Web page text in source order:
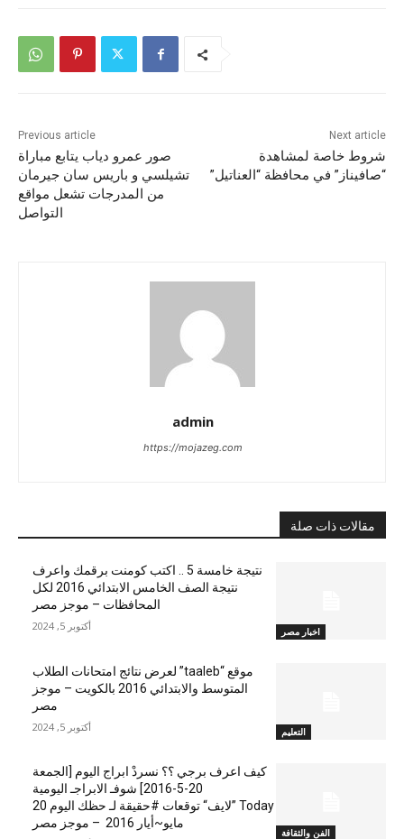
Previous article
صور عمرو دياب يتابع مباراة
تشيلسي و باريس سان جيرمان
من المدرجات تشعل مواقع
التواصل
Next article
شروط خاصة لمشاهدة
“صافيناز” في محافظة “العناتيل”
admin
https://mojazeg.com
مقالات ذات صلة
اخبار مصر
نتيجة خامسة 5 .. اكتب كومنت برقمك واعرف
نتيجة الصف الخامس الابتدائي 2016 لكل
المحافظات – موجز مصر
أكتوبر 5, 2024
التعليم
موقع “taaleb” لعرض نتائج امتحانات الطلاب
المتوسط والابتدائي 2016 بالكويت – موجز
مصر
أكتوبر 5, 2024
الفن والثقافة
كيف اعرف برجي ؟؟ نسردْ ابراج اليوم [الجمعة
20-5-2016] شوفـ الابراجـ اليومية
Today ”لايف“ توقعات #حقيقة لـ حظك اليوم 20
مايو~أيار 2016 – موجز مصر